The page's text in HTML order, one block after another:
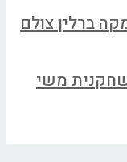
למקה ברלין צולם
משי